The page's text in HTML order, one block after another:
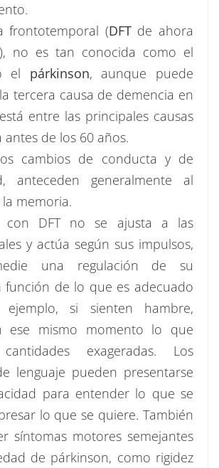
frontotemporal (DFTde ahora
no es tan conocida como el
el párkinson, aunque puede
tercera causa de demencia en
entre las principales causas
antes de los 60 años.
cambios de conducta y de
anteceden generalmente al
memoria.
con DFT no se ajusta a las
y actúa según sus impulsos,
una regulación de su
función de lo que es adecuado
si sienten hambre,
ese mismo momento lo que
exageradas. Los
lenguaje pueden presentarse
para entender lo que se
lo que se quiere. También
síntomas motores semejantes
de párkinson, como rigidez